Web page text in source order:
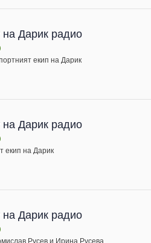
Дарик радио
екип на Дарик
Дарик радио
екип на Дарик
Дарик радио